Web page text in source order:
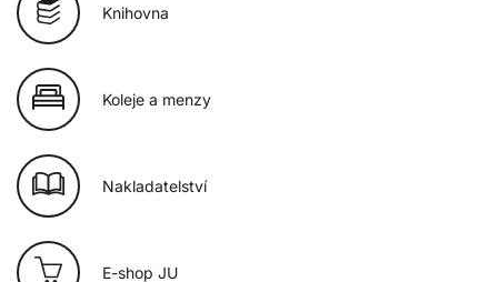
Knihovna
Koleje a menzy
Nakladatelství
E-shop JU